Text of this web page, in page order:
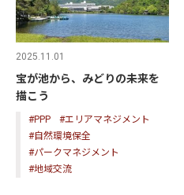
2025.11.01
宝が池から、みどりの未来を
描こう
#PPP
#エリアマネジメント
#自然環境保全
#パークマネジメント
#地域交流